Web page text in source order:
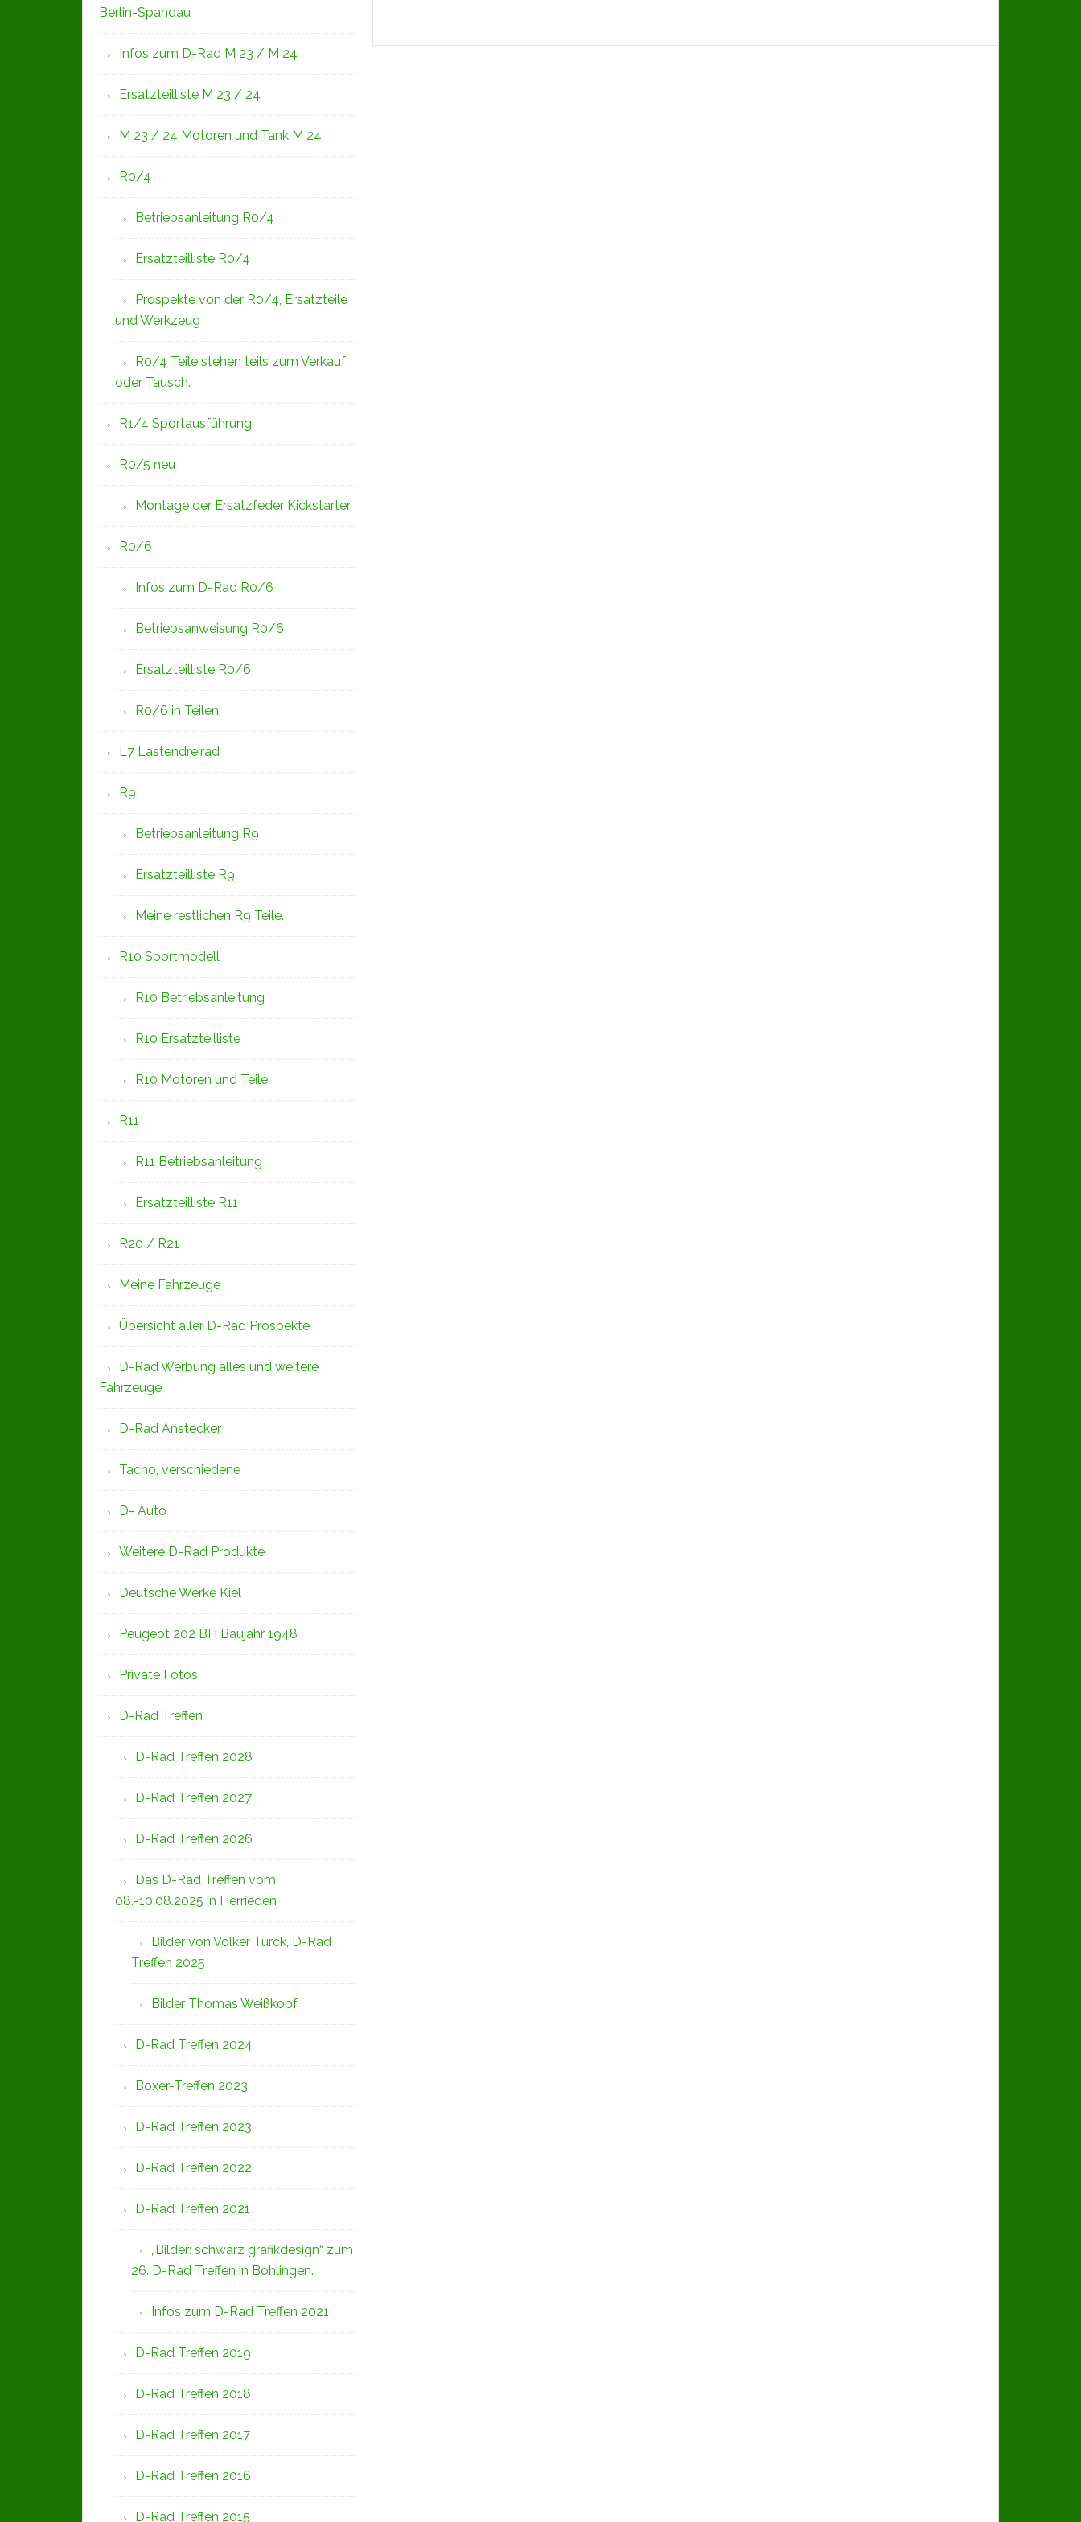
Berlin-Spandau
Infos zum D-Rad M 23 / M 24
Ersatzteilliste M 23 / 24
M 23 / 24 Motoren und Tank M 24
R0/4
Betriebsanleitung R0/4
Ersatzteilliste R0/4
Prospekte von der R0/4, Ersatzteile
und Werkzeug
R0/4 Teile stehen teils zum Verkauf
oder Tausch.
R1/4 Sportausführung
R0/5 neu
Montage der Ersatzfeder Kickstarter
R0/6
Infos zum D-Rad R0/6
Betriebsanweisung R0/6
Ersatzteilliste R0/6
R0/6 in Teilen:
L7 Lastendreirad
R9
Betriebsanleitung R9
Ersatzteilliste R9
Meine restlichen R9 Teile.
R10 Sportmodell
R10 Betriebsanleitung
R10 Ersatzteilliste
R10 Motoren und Teile
R11
R11 Betriebsanleitung
Ersatzteilliste R11
R20 / R21
Meine Fahrzeuge
Übersicht aller D-Rad Prospekte
D-Rad Werbung alles und weitere
Fahrzeuge
D-Rad Anstecker
Tacho, verschiedene
D- Auto
Weitere D-Rad Produkte
Deutsche Werke Kiel
Peugeot 202 BH Baujahr 1948
Private Fotos
D-Rad Treffen
D-Rad Treffen 2028
D-Rad Treffen 2027
D-Rad Treffen 2026
Das D-Rad Treffen vom
08.-10.08.2025 in Herrieden
Bilder von Volker Turck, D-Rad
Treffen 2025
Bilder Thomas Weißkopf
D-Rad Treffen 2024
Boxer-Treffen 2023
D-Rad Treffen 2023
D-Rad Treffen 2022
D-Rad Treffen 2021
„Bilder: schwarz grafikdesign“ zum
26. D-Rad Treffen in Bohlingen.
Infos zum D-Rad Treffen 2021
D-Rad Treffen 2019
D-Rad Treffen 2018
D-Rad Treffen 2017
D-Rad Treffen 2016
D-Rad Treffen 2015